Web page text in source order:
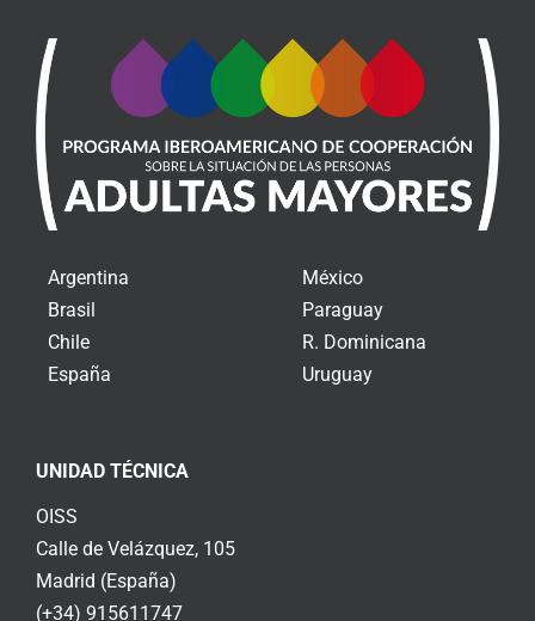
Argentina
Brasil
Chile
España
México
Paraguay
R. Dominicana
Uruguay
UNIDAD TÉCNICA
OISS
Calle de Velázquez, 105
Madrid (España)
(+34) 915611747